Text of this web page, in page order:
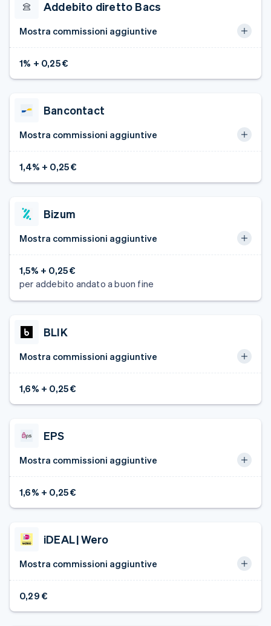
Addebito diretto Bacs
1% + 0,25 €
Mostra commissioni aggiuntive
Bancontact
1,4% + 0,25 €
Mostra commissioni aggiuntive
Bizum
1,5% + 0,25 €
per addebito andato a buon fine
Mostra commissioni aggiuntive
BLIK
1,6% + 0,25 €
Mostra commissioni aggiuntive
EPS
1,6% + 0,25 €
Mostra commissioni aggiuntive
iDEAL | Wero
0,29 €
Mostra commissioni aggiuntive